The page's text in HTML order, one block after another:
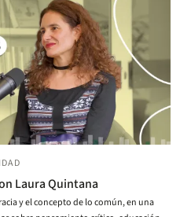
Laura Quintana
y el concepto de lo común, en una